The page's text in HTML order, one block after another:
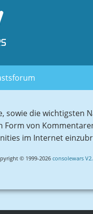
forum
sowie die wichtigsten
Form von
im Internet
© 1999-2026 consolewars